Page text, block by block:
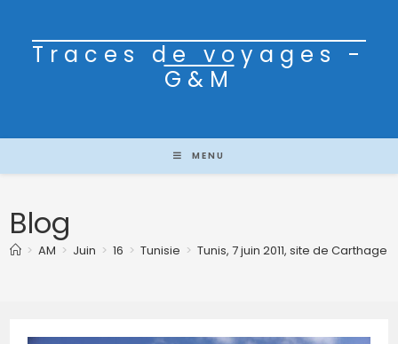
Traces de voyages -
G&M
MENU
Blog
> AM > Juin > 16 > Tunisie > Tunis, 7 juin 2011, site de Carthage